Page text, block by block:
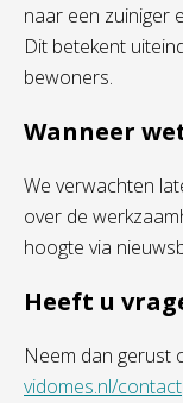
naar een zuiniger
Dit betekent
bewoners.
Wanneer
We verwachten
over de
hoogte via
Heeft u
Neem dan gerust
vidomes.nl/contact